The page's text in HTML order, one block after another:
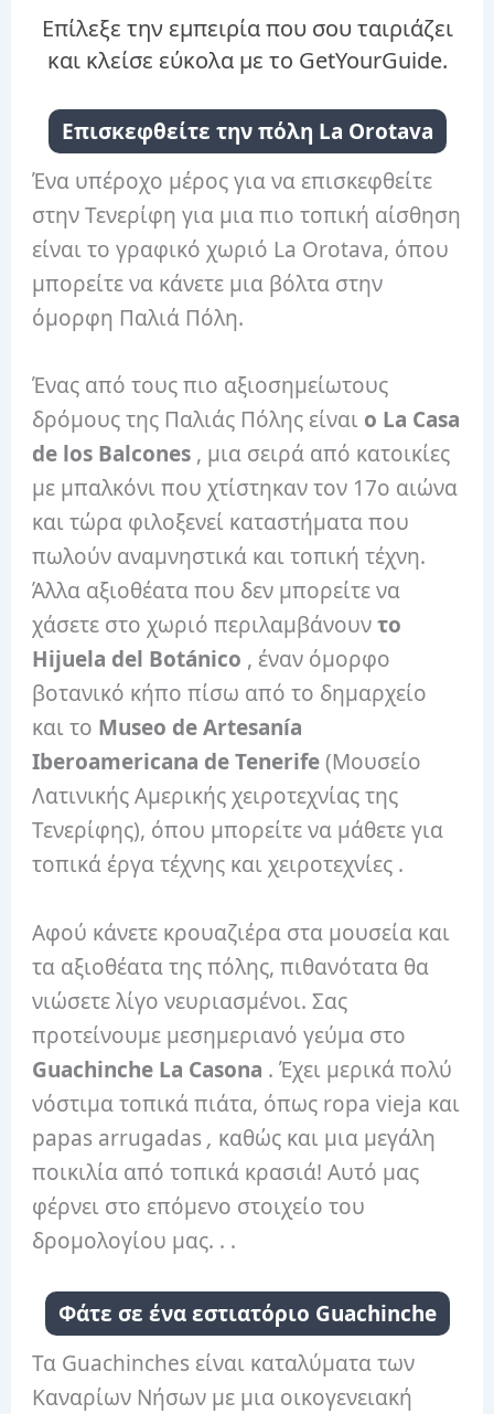
Επίλεξε την εμπειρία που σου ταιριάζει
και κλείσε εύκολα με το GetYourGuide.
Επισκεφθείτε την πόλη La Orotava
Ένα υπέροχο μέρος για να επισκεφθείτε
στην Τενερίφη για μια πιο τοπική αίσθηση
είναι το γραφικό χωριό La Orotava, όπου
μπορείτε να κάνετε μια βόλτα στην
όμορφη Παλιά Πόλη.
Ένας από τους πιο αξιοσημείωτους
δρόμους της Παλιάς Πόλης είναι ο La Casa
de los Balcones , μια σειρά από κατοικίες
με μπαλκόνι που χτίστηκαν τον 17ο αιώνα
και τώρα φιλοξενεί καταστήματα που
πωλούν αναμνηστικά και τοπική τέχνη.
Άλλα αξιοθέατα που δεν μπορείτε να
χάσετε στο χωριό περιλαμβάνουντο
Hijuela del Botánico , έναν όμορφο
βοτανικό κήπο πίσω από το δημαρχείο
και το Museo de Artesanía
Iberoamericana de Tenerife(Μουσείο
Λατινικής Αμερικής χειροτεχνίας της
Τενερίφης), όπου μπορείτε να μάθετε για
τοπικά έργα τέχνης και χειροτεχνίες .
Αφού κάνετε κρουαζιέρα στα μουσεία και
τα αξιοθέατα της πόλης, πιθανότατα θα
νιώσετε λίγο νευριασμένοι. Σας
προτείνουμε μεσημεριανό γεύμα στο
Guachinche La Casona . Έχει μερικά πολύ
νόστιμα τοπικά πιάτα, όπως ropa vieja και
papas arrugadas, καθώς και μια μεγάλη
ποικιλία από τοπικά κρασιά! Αυτό μας
φέρνει στο επόμενο στοιχείο του
δρομολογίου μας. . .
Φάτε σε ένα εστιατόριο Guachinche
Τα Guachinches είναι καταλύματα των
Καναρίων Νήσων με μια οικογενειακή